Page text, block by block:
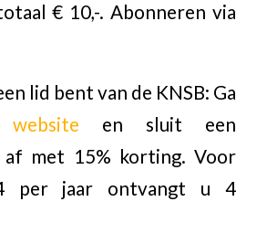
€ 10,-. Abonneren via
lid bent van de KNSB: Ga
website en sluit een
af met 15% korting. Voor
per jaar ontvangt u 4